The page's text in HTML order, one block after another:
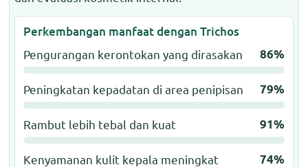
Perkembangan manfaat dengan Trichos
Pengurangan kerontokan yang dirasakan 86%
Peningkatan kepadatan di area penipisan 79%
Rambut lebih tebal dan kuat 91%
Kenyamanan kulit kepala meningkat 74%